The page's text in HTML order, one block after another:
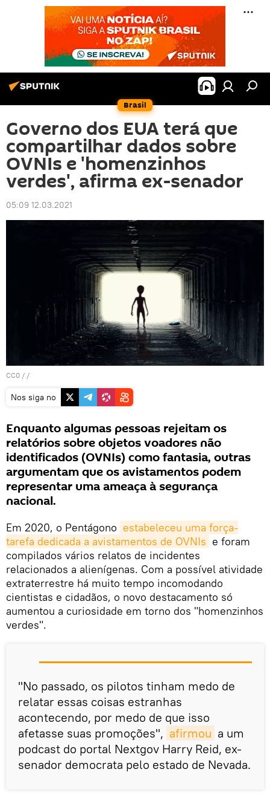
Brasil
Governo dos EUA terá que
compartilhar dados sobre
OVNIs e 'homenzinhos
verdes', afirma ex-senador
05:09 12.03.2021
CC0 / /
Nos siga no
Enquanto algumas pessoas rejeitam os
relatórios sobre objetos voadores não
identificados (OVNIs) como fantasia, outras
argumentam que os avistamentos podem
representar uma ameaça à segurança
nacional.
Em 2020, o Pentágono estabeleceu uma força-
tarefa dedicada a avistamentos de OVNIs e foram
compilados vários relatos de incidentes
relacionados a alienígenas. Com a possível atividade
extraterrestre há muito tempo incomodando
cientistas e cidadãos, o novo destacamento só
aumentou a curiosidade em torno dos "homenzinhos
verdes".
"No passado, os pilotos tinham medo de
relatar essas coisas estranhas
acontecendo, por medo de que isso
afetasse suas promoções", afirmou a um
podcast do portal Nextgov Harry Reid, ex-
senador democrata pelo estado de Nevada.